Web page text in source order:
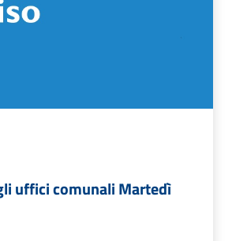
uffici comunali Martedì